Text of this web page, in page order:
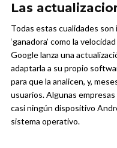
Las
Todas estas cualidades
‘ganadora’ como la
Google lanza una
adaptarla a su propio
para que la analicen, y,
usuarios. Algunas
casi ningún dispositivo
sistema operativo.